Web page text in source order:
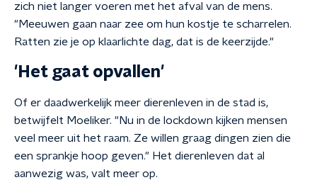
zich niet langer voeren met het afval van de mens.
"Meeuwen gaan naar zee om hun kostje te scharrelen.
Ratten zie je op klaarlichte dag, dat is de keerzijde."
'Het gaat opvallen'
Of er daadwerkelijk meer dierenleven in de stad is,
betwijfelt Moeliker. "Nu in de lockdown kijken mensen
veel meer uit het raam. Ze willen graag dingen zien die
een sprankje hoop geven." Het dierenleven dat al
aanwezig was, valt meer op.